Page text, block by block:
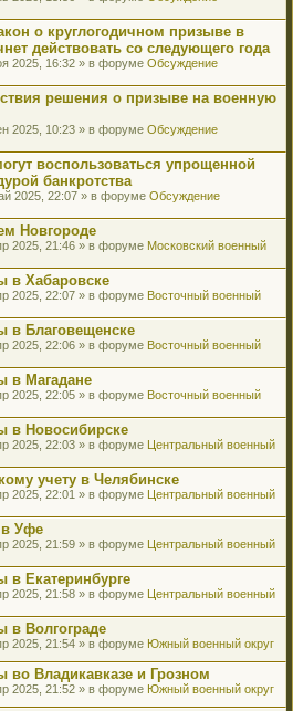
о круглогодичном призыве в
действовать со следующего года
2025, 16:32 » в форуме Обсуждение
решения о призыве на военную
2025, 10:23 » в форуме Обсуждение
воспользоваться упрощенной
банкротства
2025, 22:07 » в форуме Обсуждение
Новгороде
2025, 21:46 » в форуме Московский военный
в Хабаровске
2025, 22:07 » в форуме Восточный военный
в Благовещенске
2025, 22:06 » в форуме Восточный военный
в Магадане
2025, 22:05 » в форуме Восточный военный
в Новосибирске
2025, 22:03 » в форуме Центральный военный
учету в Челябинске
2025, 22:01 » в форуме Центральный военный
в Уфе
2025, 21:59 » в форуме Центральный военный
в Екатеринбурге
2025, 21:58 » в форуме Центральный военный
в Волгограде
2025, 21:54 » в форуме Южный военный округ
во Владикавказе и Грозном
2025, 21:52 » в форуме Южный военный округ